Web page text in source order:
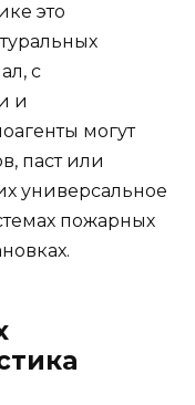
это
с
и
могут
паст или
универсальное
пожарных